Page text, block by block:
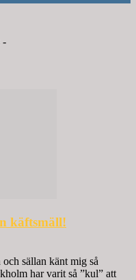
-
käftsmäll!
sällan känt mig så
har varit så ”kul” att